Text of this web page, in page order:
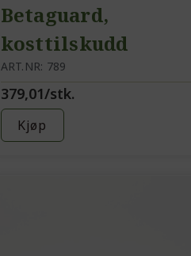
Betaguard,
kosttilskudd
ART.NR: 789
379,01/stk.
Kjøp